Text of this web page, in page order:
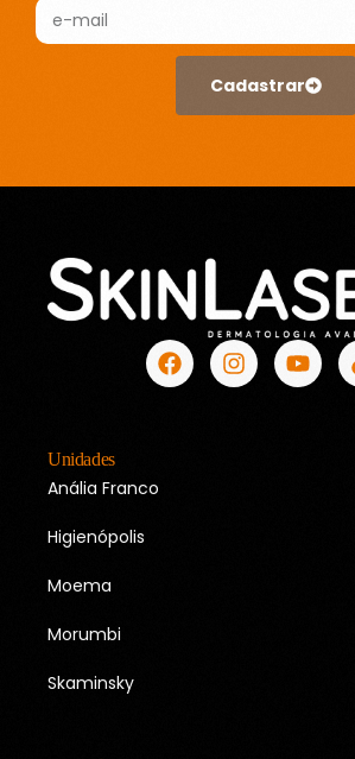
Cadastrar
Unidades
Anália Franco
Higienópolis
Moema
Morumbi
Skaminsky